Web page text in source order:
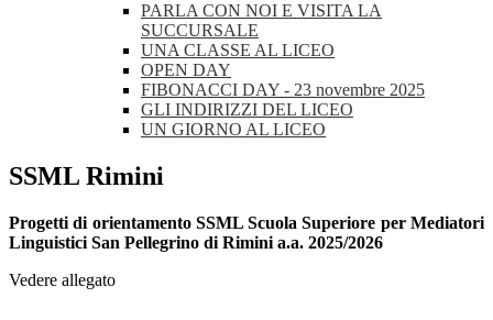
PARLA CON NOI E VISITA LA
SUCCURSALE
UNA CLASSE AL LICEO
OPEN DAY
FIBONACCI DAY - 23 novembre 2025
GLI INDIRIZZI DEL LICEO
UN GIORNO AL LICEO
SSML Rimini
Progetti di orientamento SSML Scuola Superiore per Mediatori
Linguistici San Pellegrino di Rimini a.a. 2025/2026
Vedere allegato